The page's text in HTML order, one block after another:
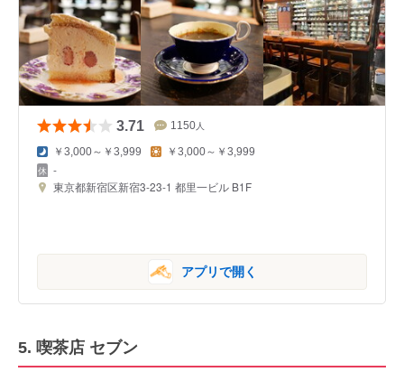
3.71 1150 人
￥3,000～￥3,999 ￥3,000～￥3,999
-
東京都新宿区新宿3-23-1 都里一ビル B1F
アプリで開く
5. 喫茶店 セブン